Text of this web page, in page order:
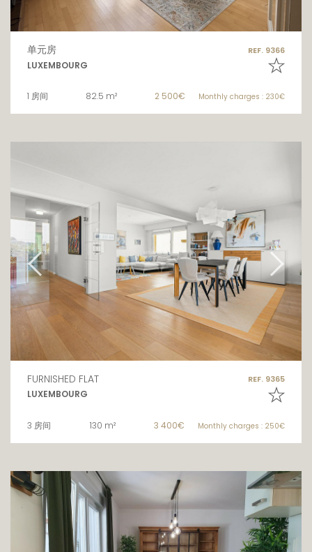
单元房 REF. 9366
LUXEMBOURG
1 房间 82.5 m² 2 500€ Monthly charges : 230€
FURNISHED FLAT REF. 9365
LUXEMBOURG
3 房间 130 m² 3 400€ Monthly charges : 250€